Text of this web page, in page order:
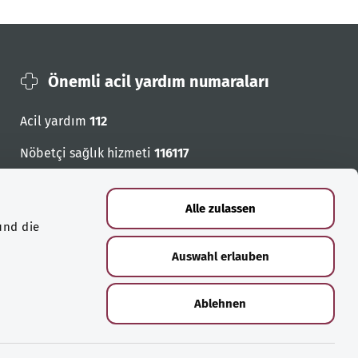
die
Alle zulassen
Auswahl erlauben
Ablehnen
Önemli acil yardım numaraları
Acil yardım 112
Nöbetçi sağlık hizmeti 116117
Acil cagri numaralari